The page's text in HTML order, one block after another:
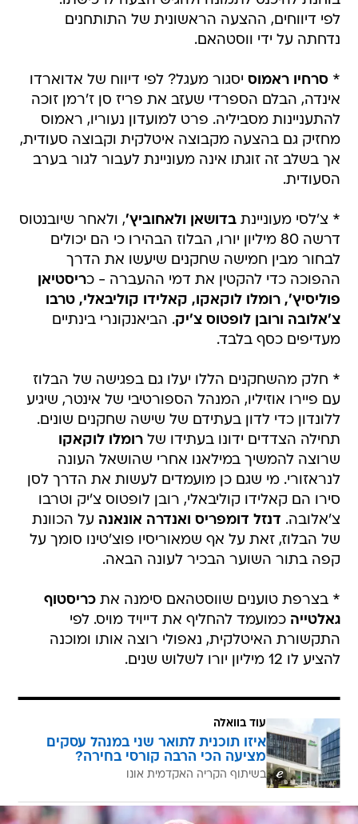
לפי דיווחים, ההצעה הראשונית של התותחנים
נדחתה על ידי ווסטהאם.
*סרחיו ראמוס יסגור מעגל? לפי דיווח של אדוארדו
אינדה, הבלם הספרדי שעזב את פריז סן ז'רמן זוכה
להתעניינות מסביליה. פרט למועדון נעוריו, ראמוס
מחזיק גם בהצעה מקבוצה איטלקית וקבוצה סעודית,
אך בשלב זה זוגתו אינה מעוניינת לעבור לגור בערב
הסעודית.
* צ'לסי מעוניינתבדושאן ולאחוביץ', ולאחר שיובנטוס
דרשה 80 מיליון יורו, הבלוז הבהירו כי הם יכולים
לבחור מבין חמישה שחקנים שיעשו את הדרך
ההפוכה כדי להקטין את דמי ההעברה - כריסטיאן
פוליסיץ', רומלו לוקאקו, קאלידו קוליבאלי, טרבו
צ'אלובה ורובן לופטוס צ'יק. הביאנקונרי בינתיים
מעדיפים כסף בלבד.
* חלק מהשחקנים הללו יעלו גם בפגישה של הבלוז
עם פיירו אוזיליו, המנהל הספורטיבי של אינטר, שיגיע
ללונדון כדי לדון בעתידם של שישה שחקנים שונים.
תחילה הצדדים ידונו בעתידו שלרומלו לוקאקו
שרוצה להמשיך במילאנו אחרי שהושאל העונה
לנראזורי. מי שגם כן מועמדים לעשות את הדרך לסן
סירו הם קאלידו קוליבאלי, רובן לופטוס צ'יק וטרבו
צ'אלובה. דנזל דומפריס ואנדרה אונאנה על הכוונת
של הבלוז, זאת על אף שמאוריסיו פוצ'טינו סומך על
קפה בתור השוער הבכיר לעונה הבאה.
* בצרפת טוענים שווסטהאם סימנה אתכריסטוף
גאלטייה כמועמד להחליף את דייויד מויס. לפי
התקשורת האיטלקית, נאפולי רוצה אותו ומוכנה
להציע לו 12 מיליון יורו לשלוש שנים.
עוד בוואלה
איזו תוכנית לתואר שני במנהל עסקים
מציעה הכי הרבה קורסי בחירה?
בשיתוף הקריה האקדמית אונו